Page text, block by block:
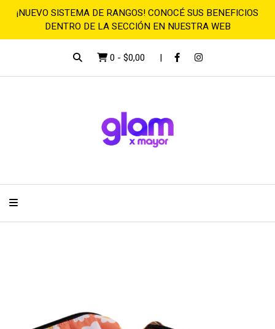
¡NUEVO SISTEMA DE RANGOS! CONOCÉ SUS BENEFICIOS
DENTRO DE LA SECCIÓN EN NUESTRA WEB
0 - $0,00